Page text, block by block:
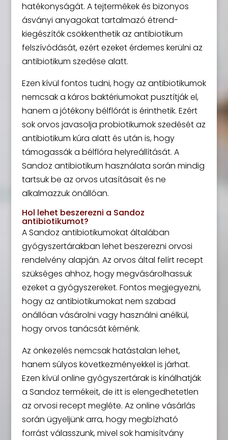
hatékonyságát. A tejtermékek és bizonyos
ásványi anyagokat tartalmazó étrend-
kiegészítők csökkenthetik az antibiotikum
felszívódását, ezért ezeket érdemes kerülni az
antibiotikum szedése alatt.
Ezen kívül fontos tudni, hogy az antibiotikumok
nemcsak a káros baktériumokat pusztítják el,
hanem a jótékony bélflórát is érinthetik. Ezért
sok orvos javasolja probiotikumok szedését az
antibiotikum kúra alatt és után is, hogy
támogassák a bélflóra helyreállítását. A
Sandoz antibiotikum használata során mindig
tartsuk be az orvos utasításait és ne
alkalmazzuk önállóan.
Hol lehet beszerezni a Sandoz
antibiotikumot?
A Sandoz antibiotikumokat általában
gyógyszertárakban lehet beszerezni orvosi
rendelvény alapján. Az orvos által felírt recept
szükséges ahhoz, hogy megvásárolhassuk
ezeket a gyógyszereket. Fontos megjegyezni,
hogy az antibiotikumokat nem szabad
önállóan vásárolni vagy használni anélkül,
hogy orvos tanácsát kérnénk.
Az önkezelés nemcsak hatástalan lehet,
hanem súlyos következményekkel is járhat.
Ezen kívül online gyógyszertárak is kínálhatják
a Sandoz termékeit, de itt is elengedhetetlen
az orvosi recept megléte. Az online vásárlás
során ügyeljünk arra, hogy megbízható
forrást válasszunk, mivel sok hamisítvány